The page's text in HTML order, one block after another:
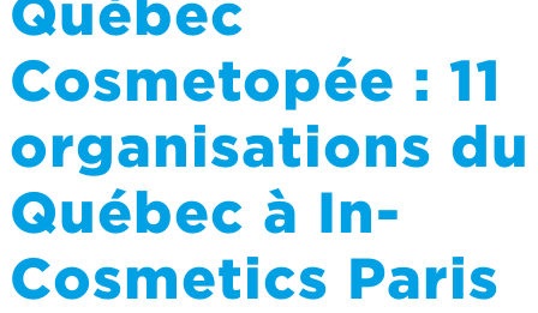
Québec
Cosmetopée : 11
organisations du
Québec à In-
Cosmetics Paris